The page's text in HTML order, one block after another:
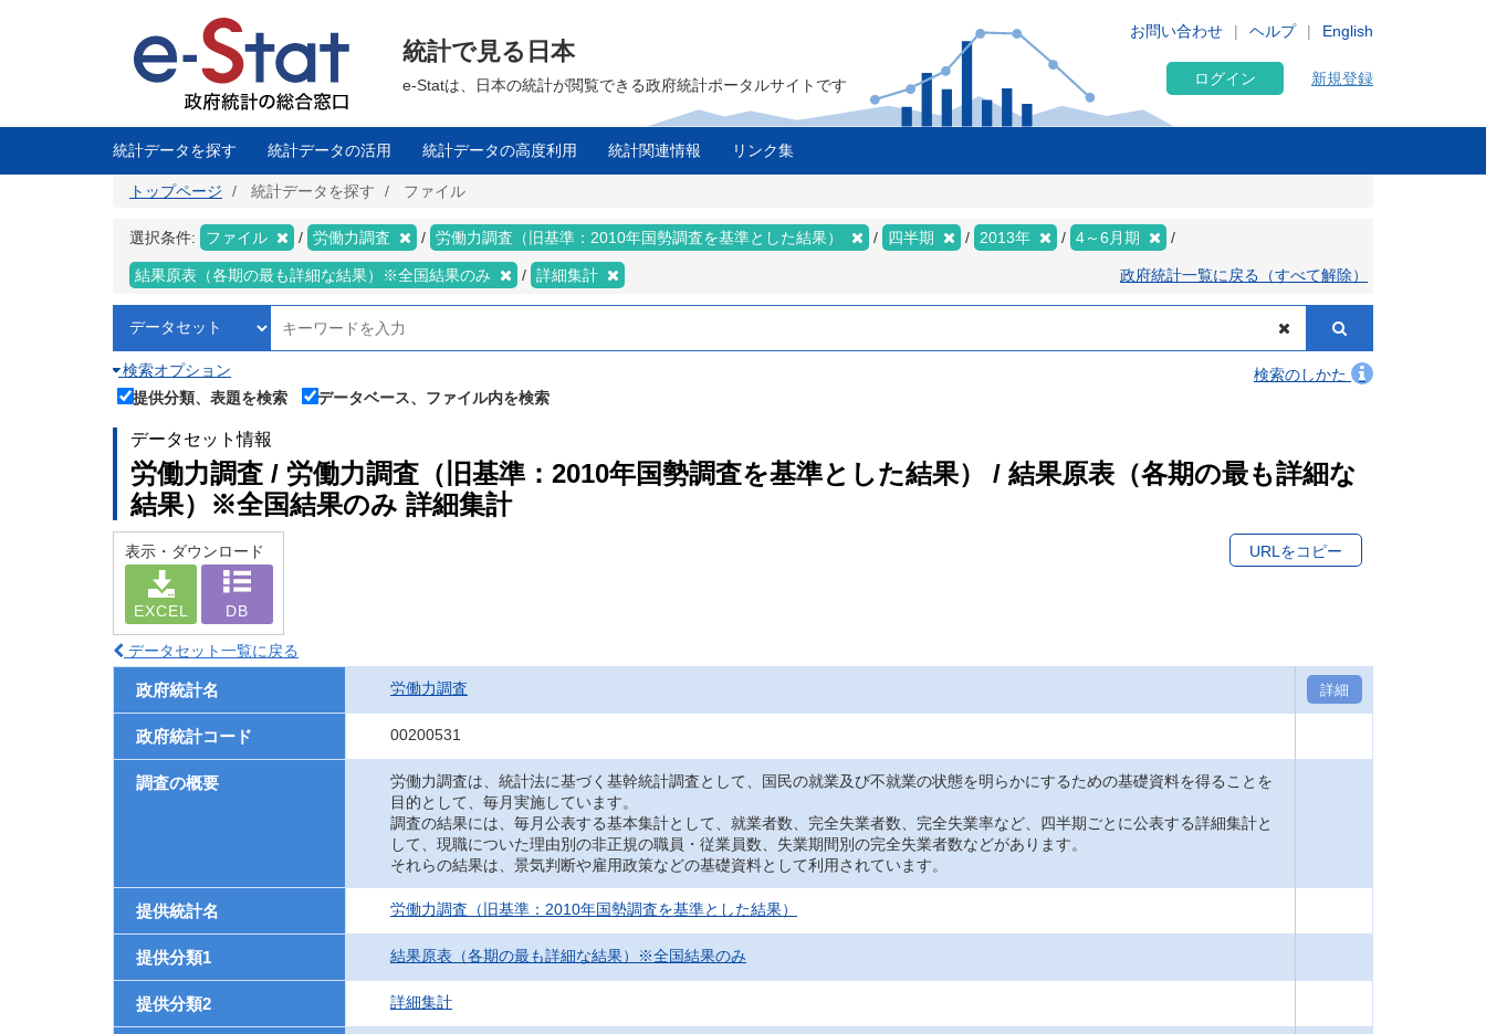
に
English
お問い合わせ ヘルプ
統計で見る日本
e-Statは、日本の統計が閲覧できる政府統計ポータルサイトです ログイン 新規登録
統計データを探す 統計データの活用 統計データの高度利用 統計関連情報 リンク集
トップページ 統計データを探す ファイル
選択条件: ファイル 労働力調査 労働力調査（旧基準：2010年国勢調査を基準とした結果） 四半期 2013年 4～6月期
結果原表（各期の最も詳細な結果）※全国結果のみ 詳細集計 政府統計一覧に戻る（すべて解除）
検索オプション
検索のしかた
提供分類、表題を検索
データベース、ファイル内を検索
データセット情報
労働力調査 / 労働力調査（旧基準：2010年国勢調査を基準とした結果） / 結果原表（各期の最も詳細な
結果）※全国結果のみ 詳細集計
表示・ダウンロード
EXCEL DB
URLをコピー
データセット一覧に戻る
政府統計名 労働力調査 詳細
政府統計コード 00200531
調査の概要
労働力調査は、統計法に基づく基幹統計調査として、国民の就業及び不就業の状態を明らかにするための基礎資料を得ることを
目的として、毎月実施しています。
調査の結果には、毎月公表する基本集計として、就業者数、完全失業者数、完全失業率など、四半期ごとに公表する詳細集計と
して、現職についた理由別の非正規の職員・従業員数、失業期間別の完全失業者数などがあります。
それらの結果は、景気判断や雇用政策などの基礎資料として利用されています。
提供統計名 労働力調査（旧基準：2010年国勢調査を基準とした結果）
提供分類1 結果原表（各期の最も詳細な結果）※全国結果のみ
提供分類2 詳細集計